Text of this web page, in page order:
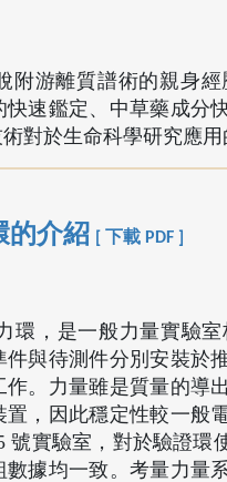
附游離質譜術的親身
速鑑定、中草藥成分
對於生命科學研究應
的介紹 [ 下載 PDF ]
環，是一般力量實驗
與待測件分別安裝於
。力量雖是質量的導
，因此穩定性較一般
號實驗室，對於驗證
據均一致。考量力量